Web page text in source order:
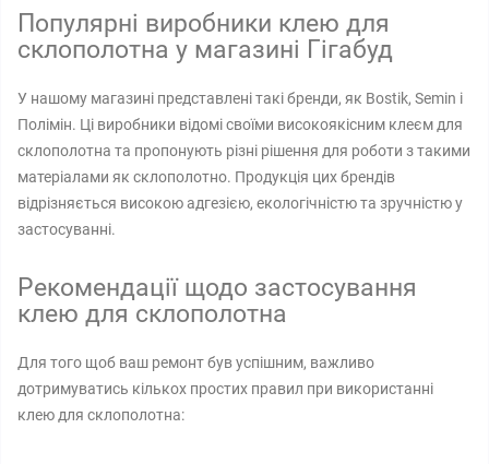
Популярні виробники клею для
склополотна у магазині Гігабуд
У нашому магазині представлені такі бренди, як Bostik, Semin і
Полімін. Ці виробники відомі своїми високоякісним клеєм для
склополотна та пропонують різні рішення для роботи з такими
матеріалами як склополотно. Продукція цих брендів
відрізняється високою адгезією, екологічністю та зручністю у
застосуванні.
Рекомендації щодо застосування
клею для склополотна
Для того щоб ваш ремонт був успішним, важливо
дотримуватись кількох простих правил при використанні
клею для склополотна: